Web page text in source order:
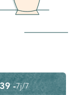
-7j/7